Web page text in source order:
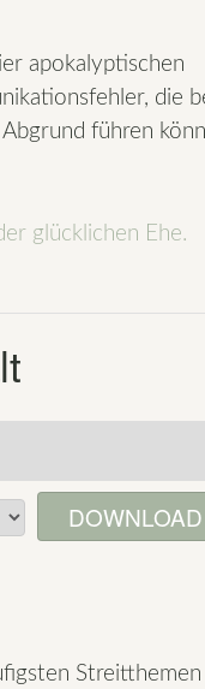
apokalyptischen
die
führen
glücklichen Ehe.
DOWNLOAD
Streitthemen